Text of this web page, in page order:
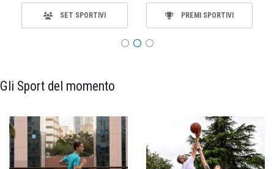
SET SPORTIVI PREMI SPORTIVI
Gli Sport del momento